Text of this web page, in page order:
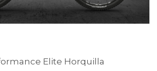
Elite Horquilla